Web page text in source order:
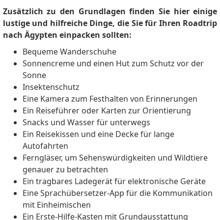
since they were the only ones I found that both
acknowledged the 5Y Visa Existence AND that it was
processed by their office. The tricky part was this was
all done via DHL and USPS mail services... much more
convenient of course than flying myself back and
forth... and in the end... MISSION ACCOMPLISHED... I
had my approval within 5 days of them receiving my
passport & visa application. So for those of you who
like to skip to the end... follow my advice and simply
"Mail it In" per the instructions
egyconsulatela.com/visa based on your local
Egyptian Consulate/Embassy... whatever the country.
Feel invited to message @ChiefAbundanceOfficer on
Instagram if I can be of any other service to you;
though try your local embassy/consulate as they
were most helpful to me AND "May The Process Be
With You".
shaimasagt:
Zusätzlich zu den Grundlagen finden Sie hier einige
lustige und hilfreiche Dinge, die Sie für Ihren Roadtrip
nach Ägypten einpacken sollten:
Bequeme Wanderschuhe
Sonnencreme und einen Hut zum Schutz vor der
Sonne
Insektenschutz
Eine Kamera zum Festhalten von Erinnerungen
Ein Reiseführer oder Karten zur Orientierung
Snacks und Wasser für unterwegs
Ein Reisekissen und eine Decke für lange
Autofahrten
Ferngläser, um Sehenswürdigkeiten und Wildtiere
genauer zu betrachten
Ein tragbares Ladegerät für elektronische Geräte
Eine Sprachübersetzer-App für die Kommunikation
mit Einheimischen
Ein Erste-Hilfe-Kasten mit Grundausstattung